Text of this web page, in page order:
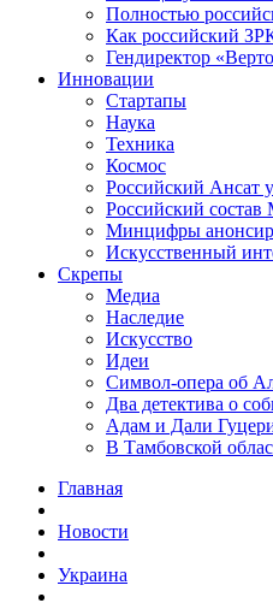
Полностью
Как российский
Гендиректор
Инновации
Стартапы
Наука
Техника
Космос
Российский Ансат
Российский
Минцифры
Искусственный
Скрепы
Медиа
Наследие
Искусство
Идеи
Символ-опера об
Два детектива о
Адам и Дали
В Тамбовской
Главная
Новости
Украина